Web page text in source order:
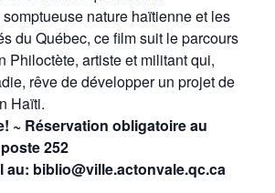
nature haïtienne et les
du Québec, ce film suit le parcours
Philoctète, artiste et militant qui,
rêve de développer un projet de
Haïti.
~ Réservation obligatoire au
252
au: biblio@ville.actonvale.qc.ca